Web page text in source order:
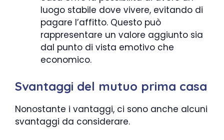
luogo stabile dove vivere, evitando di
pagare l’affitto. Questo può
rappresentare un valore aggiunto sia
dal punto di vista emotivo che
economico.
Svantaggi del mutuo prima casa
Nonostante i vantaggi, ci sono anche alcuni
svantaggi da considerare.